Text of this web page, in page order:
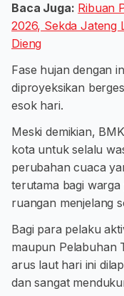
Baca Juga: Ribuan
2026, Sekda Jateng
Dieng
Fase hujan dengan
diproyeksikan
esok hari.
Meski demikian,
kota untuk selalu
perubahan cuaca
terutama bagi
ruangan menjelang
Bagi para pelaku
maupun Pelabuhan
arus laut hari ini
dan sangat